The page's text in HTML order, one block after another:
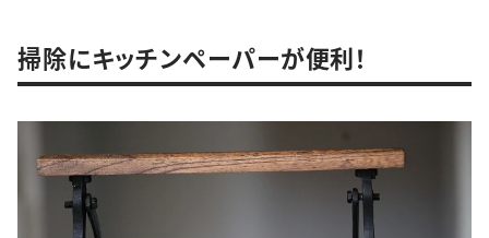
掃除にキッチンペーパーが便利！